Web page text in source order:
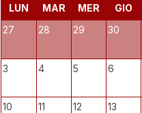
LUN MAR MER GIO
27
28 29 30
3 4 5 6
10 11 12 13